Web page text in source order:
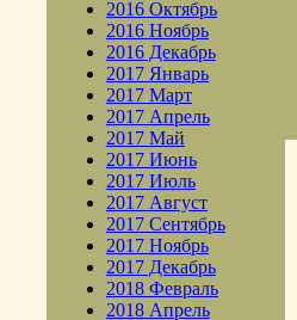
2016 Октябрь
2016 Ноябрь
2016 Декабрь
2017 Январь
2017 Март
2017 Апрель
2017 Май
2017 Июнь
2017 Июль
2017 Август
2017 Сентябрь
2017 Ноябрь
2017 Декабрь
2018 Февраль
2018 Апрель